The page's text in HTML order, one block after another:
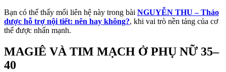
Bạn có thể thấy mối liên hệ này trong bài NGUYỄN THU – Thảo
dược hỗ trợ nội tiết: nên hay không?, khi vai trò nền tảng của cơ
thể được nhấn mạnh.
MAGIÊ VÀ TIM MẠCH Ở PHỤ NỮ 35–
40